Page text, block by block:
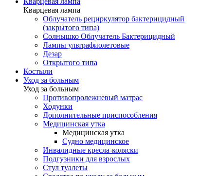
Кварцевая лампа
Облучатель рециркулятор бактерицидный
(закрытого типа)
Солнышко Облучатель Бактерицидный
Лампы ультрафиолетовые
Дезар
Открытого типа
Костыли
Уход за больным
Уход за больным
Противопролежневый матрас
Ходунки
Дополнительные приспособления
Медицинская утка
Медицинская утка
Судно медицинское
Инвалидные кресла-коляски
Подгузники для взрослых
Стул туалеты